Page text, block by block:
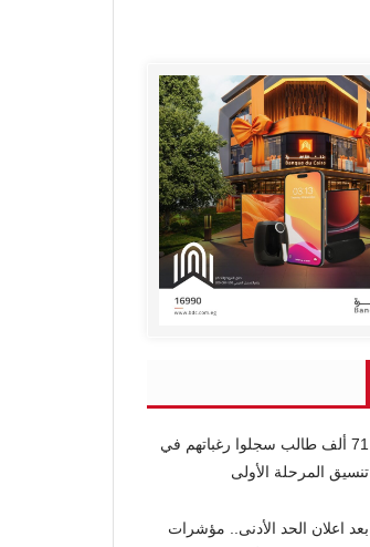
71 ألف طالب سجلوا رغباتهم في
تنسيق المرحلة الأولى
بعد اعلان الحد الأدنى.. مؤشرات